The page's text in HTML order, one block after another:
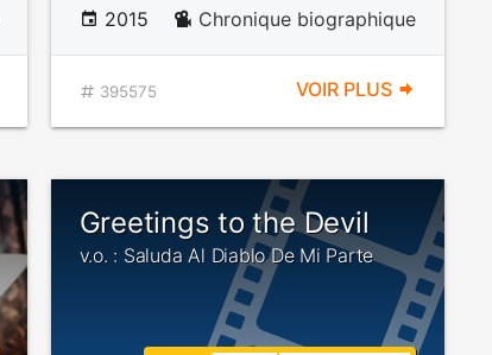
2015 Chronique biographique
395575 VOIR PLUS
Greetings to the Devil
v.o. : Saluda Al Diablo De Mi Parte